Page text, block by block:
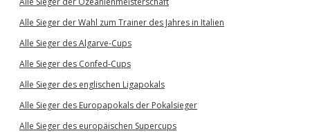
Alle Sieger der Wahl zum Trainer des Jahres in Italien
Alle Sieger des Algarve-Cups
Alle Sieger des Confed-Cups
Alle Sieger des englischen Ligapokals
Alle Sieger des Europapokals der Pokalsieger
Alle Sieger des europäischen Supercups